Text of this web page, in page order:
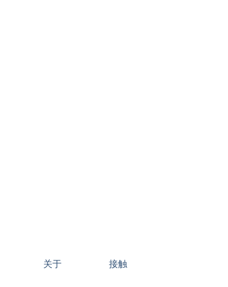
关于 接触